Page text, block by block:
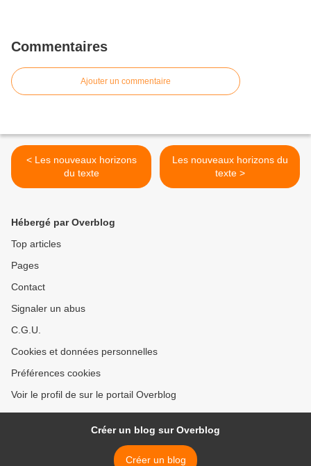
Commentaires
Ajouter un commentaire
< Les nouveaux horizons
du texte
Les nouveaux horizons du
texte >
Hébergé par Overblog
Top articles
Pages
Contact
Signaler un abus
C.G.U.
Cookies et données personnelles
Préférences cookies
Voir le profil de sur le portail Overblog
Créer un blog sur Overblog
Créer un blog